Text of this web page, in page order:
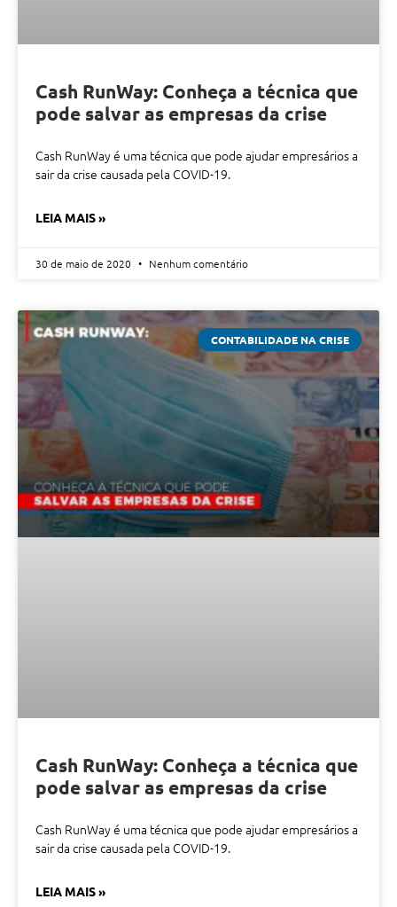
Cash RunWay: Conheça a técnica que
pode salvar as empresas da crise
Cash RunWay é uma técnica que pode ajudar empresários a
sair da crise causada pela COVID-19.
LEIA MAIS »
30 de maio de 2020 Nenhum comentário
CONTABILIDADE NA CRISE
Cash RunWay: Conheça a técnica que
pode salvar as empresas da crise
Cash RunWay é uma técnica que pode ajudar empresários a
sair da crise causada pela COVID-19.
LEIA MAIS »